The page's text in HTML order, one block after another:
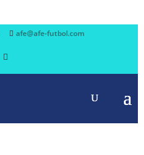
afe@afe-futbol.com